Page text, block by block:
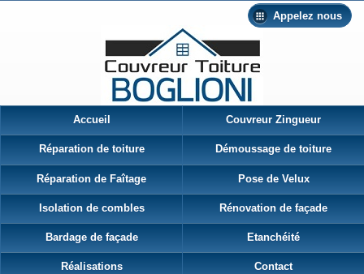
Appelez nous
Accueil Couvreur Zingueur
Réparation de toiture Démoussage de toiture
Réparation de Faîtage Pose de Velux
Isolation de combles Rénovation de façade
Bardage de façade Etanchéité
Réalisations Contact